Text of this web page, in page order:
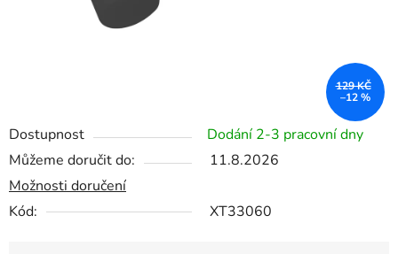
Dostupnost
Dodání 2-3 pracovní dny
Můžeme doručit do:
11.8.2026
Možnosti doručení
Kód:
XT33060
129 KČ
–12 %